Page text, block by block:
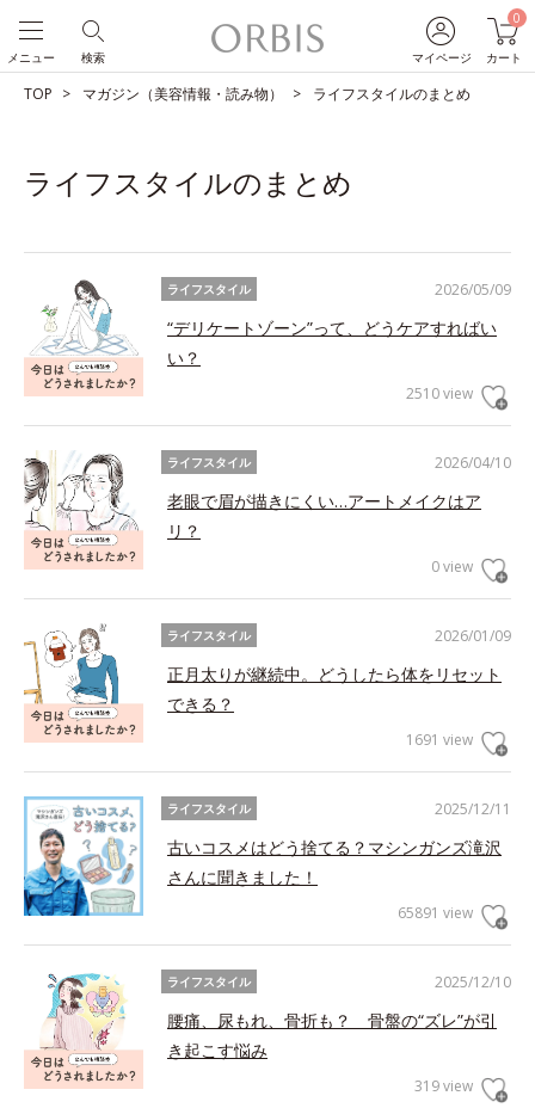
マイページ
0
カート
検索
メニュー
TOP マガジン（美容情報・読み物） ライフスタイルのまとめ
ライフスタイルのまとめ
2026/05/09
ライフスタイル
“デリケートゾーン”って、どうケアすればい
い？
2510 view
2026/04/10
ライフスタイル
老眼で眉が描きにくい…アートメイクはア
リ？
0 view
2026/01/09
ライフスタイル
正月太りが継続中。どうしたら体をリセット
できる？
1691 view
2025/12/11
ライフスタイル
古いコスメはどう捨てる？マシンガンズ滝沢
さんに聞きました！
65891 view
2025/12/10
ライフスタイル
腰痛、尿もれ、骨折も？ 骨盤の“ズレ”が引
き起こす悩み
319 view